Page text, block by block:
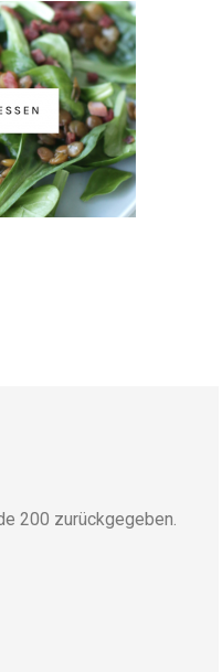
200 zurückgegeben.